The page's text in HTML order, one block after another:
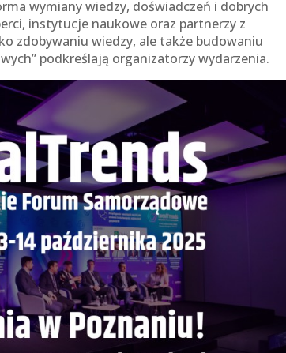
wymiany wiedzy, doświadczeń i dobrych
instytucje naukowe oraz partnerzy z
zdobywaniu wiedzy, ale także budowaniu
podkreślają organizatorzy wydarzenia.